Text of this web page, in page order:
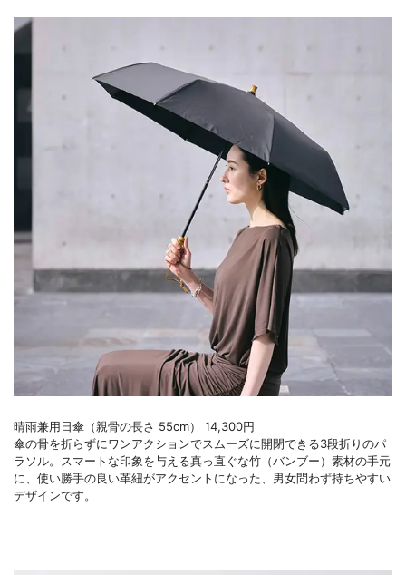
晴雨兼用日傘（親骨の長さ 55cm） 14,300円
傘の骨を折らずにワンアクションでスムーズに開閉できる3段折りのパ
ラソル。スマートな印象を与える真っ直ぐな竹（バンブー）素材の手元
に、使い勝手の良い革紐がアクセントになった、男女問わず持ちやすい
デザインです。